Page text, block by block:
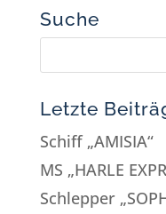
Suche
Letzte
Schiff „AMISIA“
MS „HARLE
Schlepper